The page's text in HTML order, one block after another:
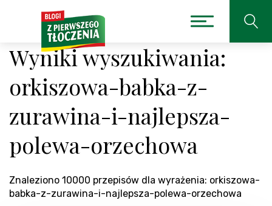
Wyniki wyszukiwania:
orkiszowa-babka-z-
zurawina-i-najlepsza-
polewa-orzechowa
Znaleziono 10000 przepisów dla wyrażenia: orkiszowa-
babka-z-zurawina-i-najlepsza-polewa-orzechowa